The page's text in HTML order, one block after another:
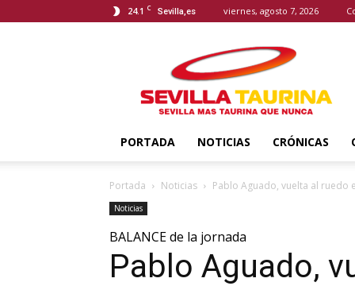
24.1 C Sevilla,es viernes, agosto 7, 2026
Taurina
PORTADA NOTICIAS CRÓNICAS
Portada Noticias Pablo Aguado, vuelta al ruedo
Noticias
BALANCE de la jornada
Pablo Aguado,